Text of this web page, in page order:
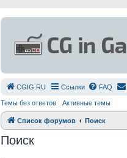
СGIG.RU Ссылки FAQ
Темы без ответов Активные темы
Список форумов Поиск
Поиск